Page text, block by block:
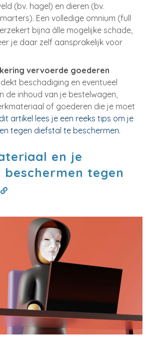
(bv. hagel) en dieren (bv.
Een volledige omnium (full
bijna álle mogelijke schade,
je daar zelf aansprakelijk voor
vervoerde goederen
beschadiging en eventueel
de inhoud van je bestelwagen,
of goederen die je moet
artikel lees je een reeks tips om je
tegen diefstal te beschermen.
en je
beschermen tegen